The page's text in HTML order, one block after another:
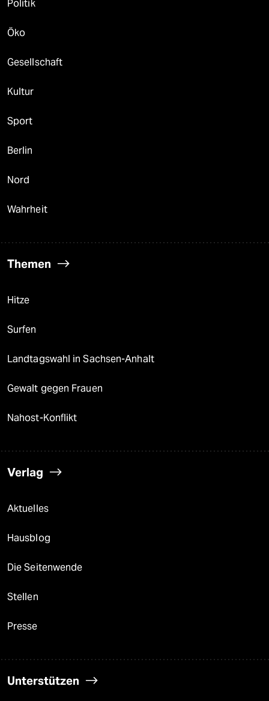
Politik
Öko
Gesellschaft
Kultur
Sport
Berlin
Nord
Wahrheit
Themen
Hitze
Surfen
Landtagswahl in Sachsen-Anhalt
Gewalt gegen Frauen
Nahost-Konflikt
Verlag
Aktuelles
Hausblog
Die Seitenwende
Stellen
Presse
Unterstützen